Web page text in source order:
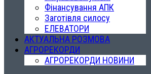
Фінансування АПК
Заготівля силосу
ЕЛЕВАТОРИ
АКТУАЛЬНА РОЗМОВА
АГРОРЕКОРДИ
АГРОРЕКОРДИ НОВИНИ